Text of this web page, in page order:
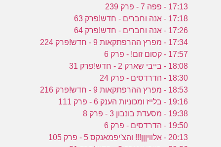
17:13 - פפה 7 - פרק 239
17:18 - אנה וחברים - חדש!פרק 63
17:26 - אנה וחברים - חדש!פרק 64
17:34 - מפרץ ההרפתקאות 9 - חדש!פרק 224
17:57 - קסום זום! - פרק 6
18:08 - בייבי שארק 2 - חדש!פרק 31
18:30 - הדרדסים - פרק 24
18:53 - מפרץ ההרפתקאות 9 - חדש!פרק 216
19:16 - בלייז ומכוניות הענק 6 - פרק 111
19:38 - מסעדת בונבון 3 - פרק 8
19:50 - הדרדסים - פרק 6
20:13 - אלוויןןן!!! והצ'יפמאנקס 5 - פרק 105